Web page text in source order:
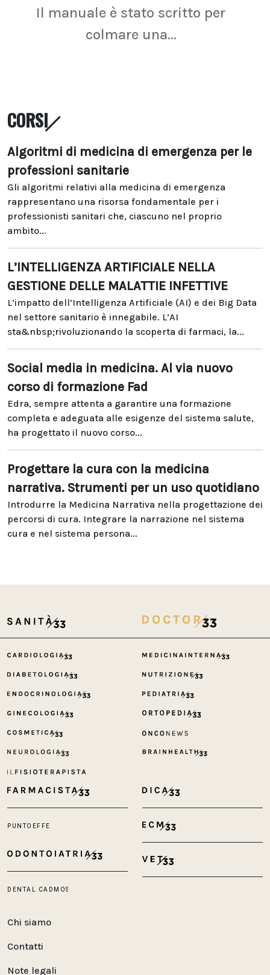
Il manuale è stato scritto per
colmare una...
CORSI
Algoritmi di medicina di emergenza per le
professioni sanitarie
Gli algoritmi relativi alla medicina di emergenza
rappresentano una risorsa fondamentale per i
professionisti sanitari che, ciascuno nel proprio
ambito...
L’INTELLIGENZA ARTIFICIALE NELLA
GESTIONE DELLE MALATTIE INFETTIVE
L’impatto dell’Intelligenza Artificiale (AI) e dei Big Data
nel settore sanitario è innegabile. L’AI
sta&nbsp;rivoluzionando la scoperta di farmaci, la...
Social media in medicina. Al via nuovo
corso di formazione Fad
Edra, sempre attenta a garantire una formazione
completa e adeguata alle esigenze del sistema salute,
ha progettato il nuovo corso...
Progettare la cura con la medicina
narrativa. Strumenti per un uso quotidiano
Introdurre la Medicina Narrativa nella progettazione dei
percorsi di cura. Integrare la narrazione nel sistema
cura e nel sistema persona...
Chi siamo
Contatti
Note legali